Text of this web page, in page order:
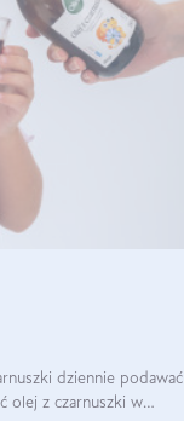
dziennie podawać
olej z czarnuszki w